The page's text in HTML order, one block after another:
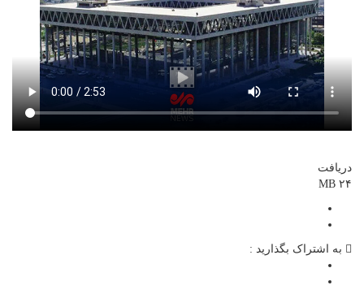
دریافت
۲۴ MB
به اشتراک بگذارید :